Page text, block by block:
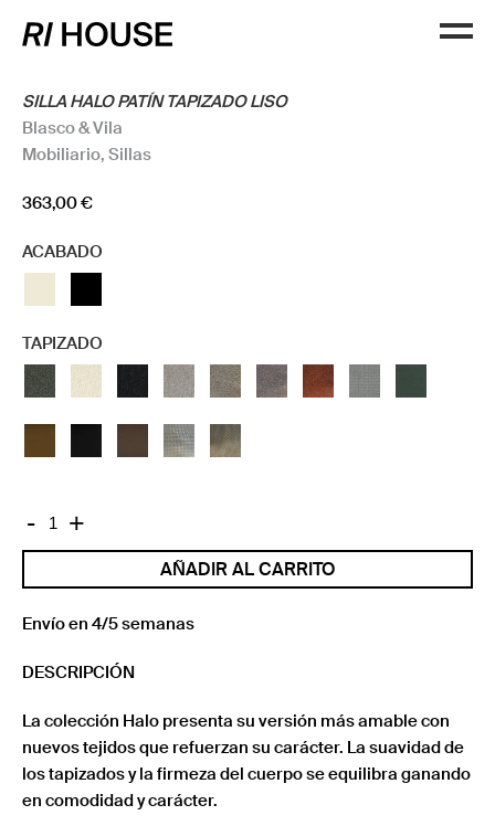
SILLA HALO PATÍN TAPIZADO LISO
Blasco & Vila
Mobiliario, Sillas
363,00€
ACABADO
TAPIZADO
-
SILLA
TAPIZADO
LISO
+
AÑADIR AL CARRITO
Envío en 4/5 semanas
DESCRIPCIÓN
La colección Halo presenta su versión más amable con
nuevos tejidos que refuerzan su carácter. La suavidad de
los tapizados y la firmeza del cuerpo se equilibra ganando
en comodidad y carácter.